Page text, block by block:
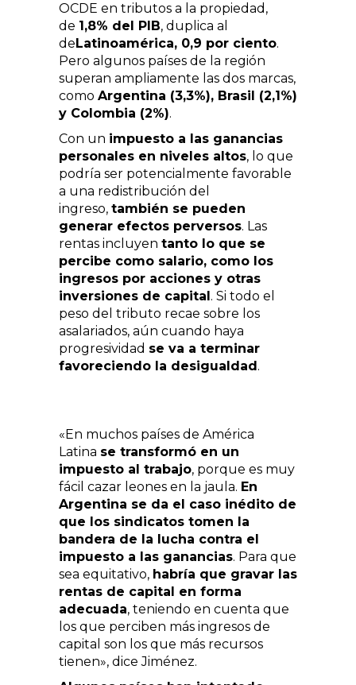
OCDE en tributos a la propiedad,
de 1,8% del PIB, duplica al
deLatinoamérica, 0,9 por ciento.
Pero algunos países de la región
superan ampliamente las dos marcas,
como Argentina (3,3%), Brasil (2,1%)
y Colombia (2%).
Con un impuesto a las ganancias
personales en niveles altos, lo que
podría ser potencialmente favorable
a una redistribución del
ingreso, también se pueden
generar efectos perversos. Las
rentas incluyen tanto lo que se
percibe como salario, como los
ingresos por acciones y otras
inversiones de capital. Si todo el
peso del tributo recae sobre los
asalariados, aún cuando haya
progresividad se va a terminar
favoreciendo la desigualdad.
«En muchos países de América
Latina se transformó en un
impuesto al trabajo, porque es muy
fácil cazar leones en la jaula. En
Argentina se da el caso inédito de
que los sindicatos tomen la
bandera de la lucha contra el
impuesto a las ganancias. Para que
sea equitativo, habría que gravar las
rentas de capital en forma
adecuada, teniendo en cuenta que
los que perciben más ingresos de
capital son los que más recursos
tienen», dice Jiménez.